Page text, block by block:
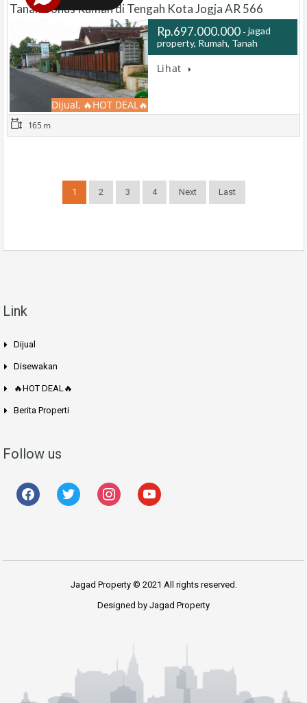
Tanah Bonus Rumah di Tengah Kota Jogja AR 566
Dijual, 🔥HOT DEAL🔥
Rp.697.000.000
jagad
property, Rumah, Tanah
Lihat
165 m
1 2 3 4 Next Last
Link
Dijual
Disewakan
🔥HOT DEAL🔥
Berita Properti
Follow us
Jagad Property © 2021 All rights reserved.
Designed by Jagad Property